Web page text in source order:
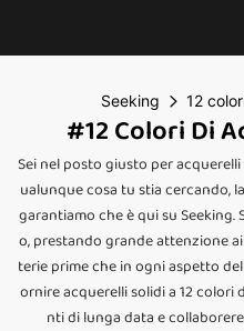
Seeking 12
#12 Colori Di
Sei nel posto giusto per acquerelli
ualunque cosa tu stia cercando,
garantiamo che è qui su
o, prestando grande attenzione
terie prime che in ogni aspetto
ornire acquerelli solidi a 12 colori
nti di lunga data e